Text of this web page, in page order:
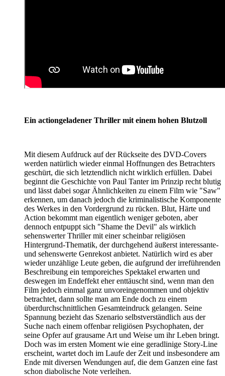
Ein actiongeladener Thriller mit einem hohen Blutzoll
Mit diesem Aufdruck auf der Rückseite des DVD-Covers
werden natürlich wieder einmal Hoffnungen des Betrachters
geschürt, die sich letztendlich nicht wirklich erfüllen. Dabei
beginnt die Geschichte von Paul Tanter im Prinzip recht blutig
und lässt dabei sogar Ähnlichkeiten zu einem Film wie "Saw"
erkennen, um danach jedoch die kriminalistische Komponente
des Werkes in den Vordergrund zu rücken. Blut, Härte und
Action bekommt man eigentlich weniger geboten, aber
dennoch entpuppt sich "Shame the Devil" als wirklich
sehenswerter Thriller mit einer scheinbar religiösen
Hintergrund-Thematik, der durchgehend äußerst interessante-
und sehenswerte Genrekost anbietet. Natürlich wird es aber
wieder unzählige Leute geben, die aufgrund der irreführenden
Beschreibung ein temporeiches Spektakel erwarten und
deswegen im Endeffekt eher enttäuscht sind, wenn man den
Film jedoch einmal ganz unvoreingenommen und objektiv
betrachtet, dann sollte man am Ende doch zu einem
überdurchschnittlichen Gesamteindruck gelangen. Seine
Spannung bezieht das Szenario selbstverständlich aus der
Suche nach einem offenbar religiösen Psychophaten, der
seine Opfer auf grausame Art und Weise um ihr Leben bringt.
Doch was im ersten Moment wie eine geradlinige Story-Line
erscheint, wartet doch im Laufe der Zeit und insbesondere am
Ende mit diversen Wendungen auf, die dem Ganzen eine fast
schon diabolische Note verleihen.